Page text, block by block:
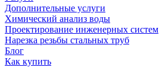
Дополнительные услуги
Химический анализ воды
Проектирование инженерных систем
Нарезка резьбы стальных труб
Блог
Как купить